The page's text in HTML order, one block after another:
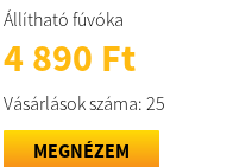
Állítható fúvóka
4 890 Ft
Vásárlások száma: 25
MEGNÉZEM